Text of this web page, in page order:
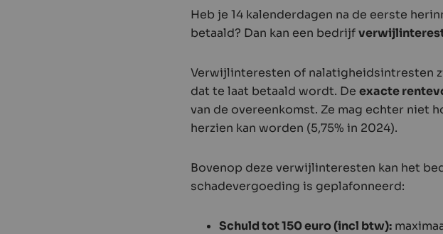
Heb je 14 kalenderdagen na de eerste
betaald? Dan kan een bedrijf
Verwijlinteresten of nalatigheidsintresten
dat te laat betaald wordt. Deexacte
van de overeenkomst. Ze mag echter niet
herzien kan worden (5,75% in 2024).
Bovenop deze verwijlinteresten kan het
schadevergoeding is geplafonneerd:
Schuld tot 150 euro (incl btw):